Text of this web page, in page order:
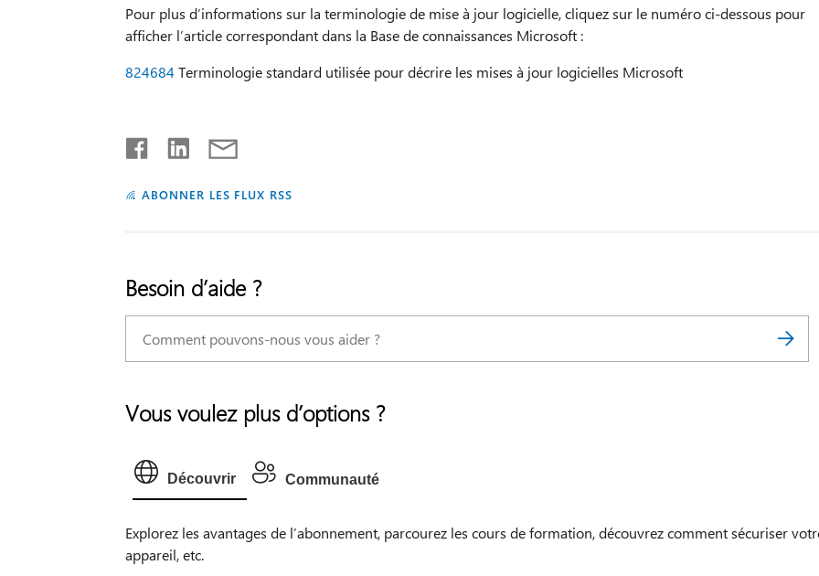
Pour plus d’informations sur la terminologie de mise à jour logicielle, cliquez sur le numéro ci-dessous pour
afficher l’article correspondant dans la Base de connaissances Microsoft :
824684 Terminologie standard utilisée pour décrire les mises à jour logicielles Microsoft
ABONNER LES FLUX RSS
Besoin d’aide ?
Vous voulez plus d’options ?
Découvrir Communauté
Explorez les avantages de l’abonnement, parcourez les cours de formation, découvrez comment sécuriser
appareil, etc.